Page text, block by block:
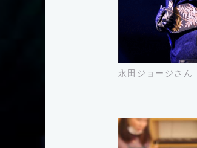
永田ジョージさん